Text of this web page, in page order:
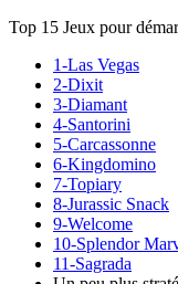
Top 15 Jeux pour
1-Las Vegas
2-Dixit
3-Diamant
4-Santorini
5-Carcassonne
6-Kingdomino
7-Topiary
8-Jurassic Snack
9-Welcome
10-Splendor
11-Sagrada